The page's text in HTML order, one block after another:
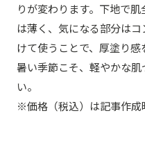
りが変わります。下地で
は薄く、気になる部分は
けて使うことで、厚塗り感
暑い季節こそ、軽やかな
い。
※価格（税込）は記事作成